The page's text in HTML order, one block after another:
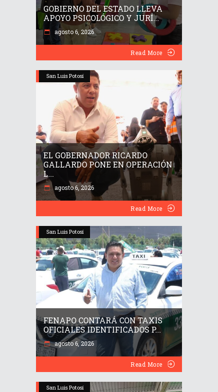
GOBIERNO DEL ESTADO LLEVA
APOYO PSICOLÓGICO Y JURÍ...
agosto 6, 2026
Read More
San Luis Potosí
EL GOBERNADOR RICARDO
GALLARDO PONE EN OPERACIÓN
L...
agosto 6, 2026
Read More
San Luis Potosí
FENAPO CONTARÁ CON TAXIS
OFICIALES IDENTIFICADOS P...
agosto 6, 2026
Read More
San Luis Potosí